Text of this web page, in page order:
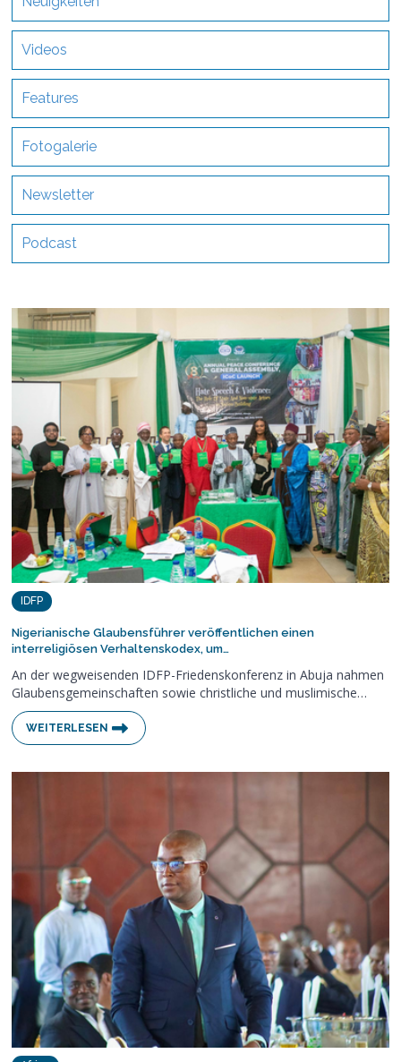
Videos
Features
Fotogalerie
Newsletter
Podcast
IDFP
Nigerianische Glaubensführer veröffentlichen einen
interreligiösen Verhaltenskodex, um…
An der wegweisenden IDFP-Friedenskonferenz in Abuja nahmen
Glaubensgemeinschaften sowie christliche und muslimische…
WEITERLESEN